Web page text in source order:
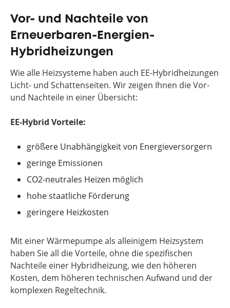
Vor- und Nachteile von
Erneuerbaren-Energien-
Hybridheizungen
Wie alle Heizsysteme haben auch EE-Hybridheizungen
Licht- und Schattenseiten. Wir zeigen Ihnen die Vor-
und Nachteile in einer Übersicht:
EE-Hybrid Vorteile:
größere Unabhängigkeit von Energieversorgern
geringe Emissionen
CO2-neutrales Heizen möglich
hohe staatliche Förderung
geringere Heizkosten
Mit einer Wärmepumpe als alleinigem Heizsystem
haben Sie all die Vorteile, ohne die spezifischen
Nachteile einer Hybridheizung, wie den höheren
Kosten, dem höheren technischen Aufwand und der
komplexen Regeltechnik.